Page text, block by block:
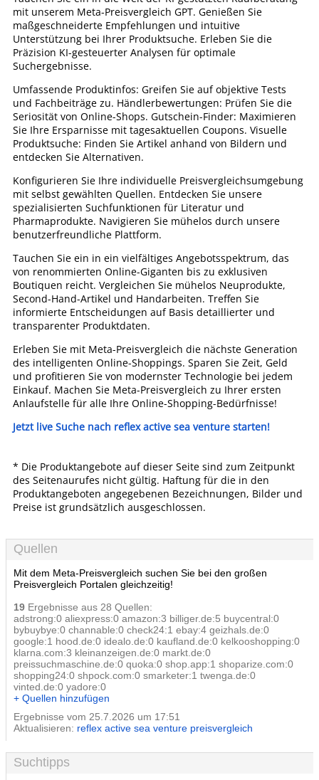
mit unserem Meta-Preisvergleich GPT. Genießen Sie
maßgeschneiderte Empfehlungen und intuitive
Unterstützung bei Ihrer Produktsuche. Erleben Sie die
Präzision KI-gesteuerter Analysen für optimale
Suchergebnisse.
Umfassende Produktinfos: Greifen Sie auf objektive Tests
und Fachbeiträge zu. Händlerbewertungen: Prüfen Sie die
Seriosität von Online-Shops. Gutschein-Finder: Maximieren
Sie Ihre Ersparnisse mit tagesaktuellen Coupons. Visuelle
Produktsuche: Finden Sie Artikel anhand von Bildern und
entdecken Sie Alternativen.
Konfigurieren Sie Ihre individuelle Preisvergleichsumgebung
mit selbst gewählten Quellen. Entdecken Sie unsere
spezialisierten Suchfunktionen für Literatur und
Pharmaprodukte. Navigieren Sie mühelos durch unsere
benutzerfreundliche Plattform.
Tauchen Sie ein in ein vielfältiges Angebotsspektrum, das
von renommierten Online-Giganten bis zu exklusiven
Boutiquen reicht. Vergleichen Sie mühelos Neuprodukte,
Second-Hand-Artikel und Handarbeiten. Treffen Sie
informierte Entscheidungen auf Basis detaillierter und
transparenter Produktdaten.
Erleben Sie mit Meta-Preisvergleich die nächste Generation
des intelligenten Online-Shoppings. Sparen Sie Zeit, Geld
und profitieren Sie von modernster Technologie bei jedem
Einkauf. Machen Sie Meta-Preisvergleich zu Ihrer ersten
Anlaufstelle für alle Ihre Online-Shopping-Bedürfnisse!
Jetzt live Suche nach reflex active sea venture starten!
* Die Produktangebote auf dieser Seite sind zum Zeitpunkt
des Seitenaurufes nicht gültig. Haftung für die in den
Produktangeboten angegebenen Bezeichnungen, Bilder und
Preise ist grundsätzlich ausgeschlossen.
Quellen
Mit dem Meta-Preisvergleich suchen Sie bei den großen
Preisvergleich Portalen gleichzeitig!
19 Ergebnisse aus 28 Quellen:
adstrong:0 aliexpress:0 amazon:3 billiger.de:5 buycentral:0
bybuybye:0 channable:0 check24:1 ebay:4 geizhals.de:0
google:1 hood.de:0 idealo.de:0 kaufland.de:0 kelkooshopping:0
klarna.com:3 kleinanzeigen.de:0 markt.de:0
preissuchmaschine.de:0 quoka:0 shop.app:1 shoparize.com:0
shopping24:0 shpock.com:0 smarketer:1 twenga.de:0
vinted.de:0 yadore:0
+ Quellen hinzufügen
Ergebnisse vom 25.7.2026 um 17:51
Aktualisieren: reflex active sea venture preisvergleich
Suchtipps